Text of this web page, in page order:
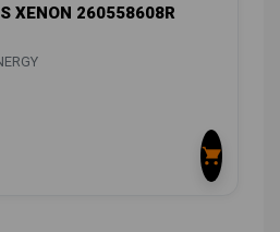
XENON 260558608R